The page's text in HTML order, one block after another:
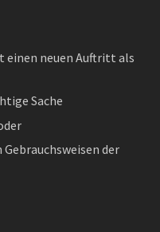
einen neuen Auftritt als
Sache
der